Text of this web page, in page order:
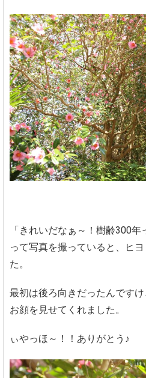
「きれいだなぁ～！樹齢300
って写真を撮っていると、ヒ
た。
最初は後ろ向きだったんです
お顔を見せてくれました。
ぃやっほ～！！ありがとう♪